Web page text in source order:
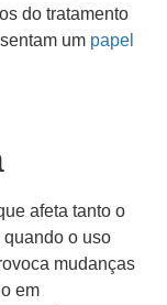
do tratamento
um papel
afeta tanto o
quando o uso
mudanças
em